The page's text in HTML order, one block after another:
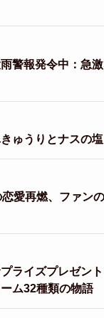
警報発令中：急
ゅうりとナスの
愛再燃、ファン
ライズプレゼン
ム32種類の物語